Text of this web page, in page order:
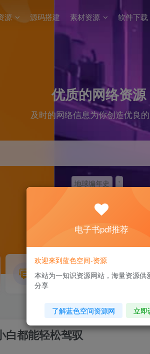
源 源码搭建 素材资源 软件下载
优质的网络资源
及时的网络信息为你创造优良
地球编年史 '
源码搭建
各类源码搭建...
白都能轻松驾驭
电子书pdf推荐
欢迎来到蓝色空间-资源
本站为一知识资源网站，海量资源供
分享
了解蓝色空间资源网 立即